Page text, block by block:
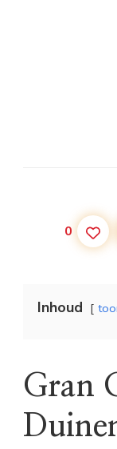
0
Inhoud
Gran